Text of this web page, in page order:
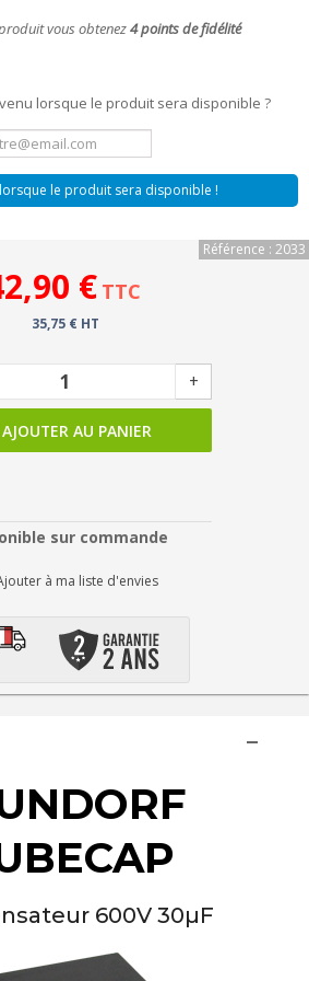
vous obtenez4points de fidélité
lorsque le produit sera disponible ?
le produit sera disponible !
Référence : 2033
€ TTC
35,75 € HT
+
AJOUTER AU PANIER
sur commande
à ma liste d'envies
600V 30µF